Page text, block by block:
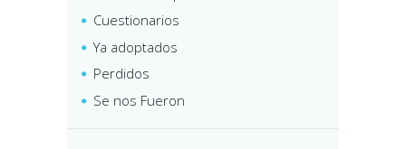
Cuestionarios
Ya adoptados
Perdidos
Se nos Fueron